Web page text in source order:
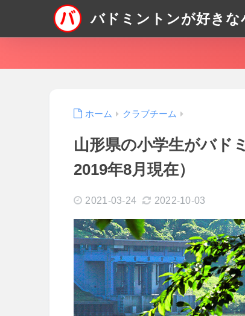
バドミントンが好きな
ホーム クラブチーム
山形県の小学生がバド
2019年8月現在）
2021-03-24 2022-10-03